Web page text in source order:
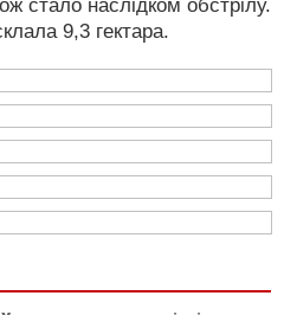
стало наслідком обстрілу.
9,3 гектара.